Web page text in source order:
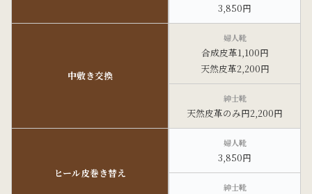
3,850円
中敷き交換
合成皮革1,100円
天然皮革2,200円
天然皮革のみ円2,200円
ヒール皮巻き替え
3,850円